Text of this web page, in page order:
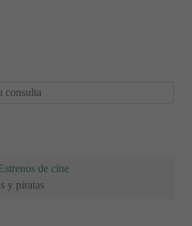
de cine
y piratas